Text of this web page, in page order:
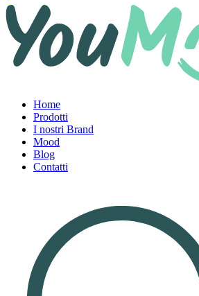
Home
Prodotti
I nostri Brand
Mood
Blog
Contatti